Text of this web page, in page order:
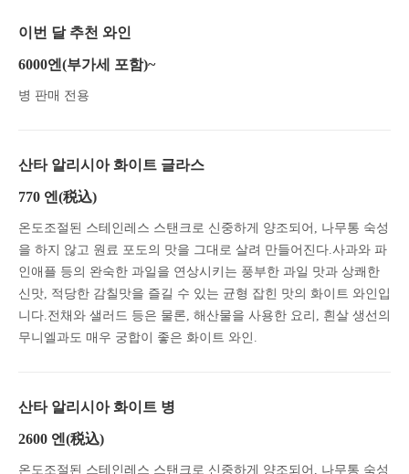
이번 달 추천 와인
6000엔(부가세 포함)~
병 판매 전용
산타 알리시아 화이트 글라스
770 엔 (税込)
온도조절된 스테인레스 스탠크로 신중하게 양조되어, 나무통 숙성
을 하지 않고 원료 포도의 맛을 그대로 살려 만들어진다.사과와 파
인애플 등의 완숙한 과일을 연상시키는 풍부한 과일 맛과 상쾌한
신맛, 적당한 감칠맛을 즐길 수 있는 균형 잡힌 맛의 화이트 와인입
니다.전채와 샐러드 등은 물론, 해산물을 사용한 요리, 흰살 생선의
무니엘과도 매우 궁합이 좋은 화이트 와인.
산타 알리시아 화이트 병
2600 엔 (税込)
온도조절된 스테인레스 스탠크로 신중하게 양조되어, 나무통 숙성